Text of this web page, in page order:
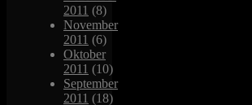
2011 (8)
November
2011 (6)
Oktober
2011 (10)
September
2011 (18)